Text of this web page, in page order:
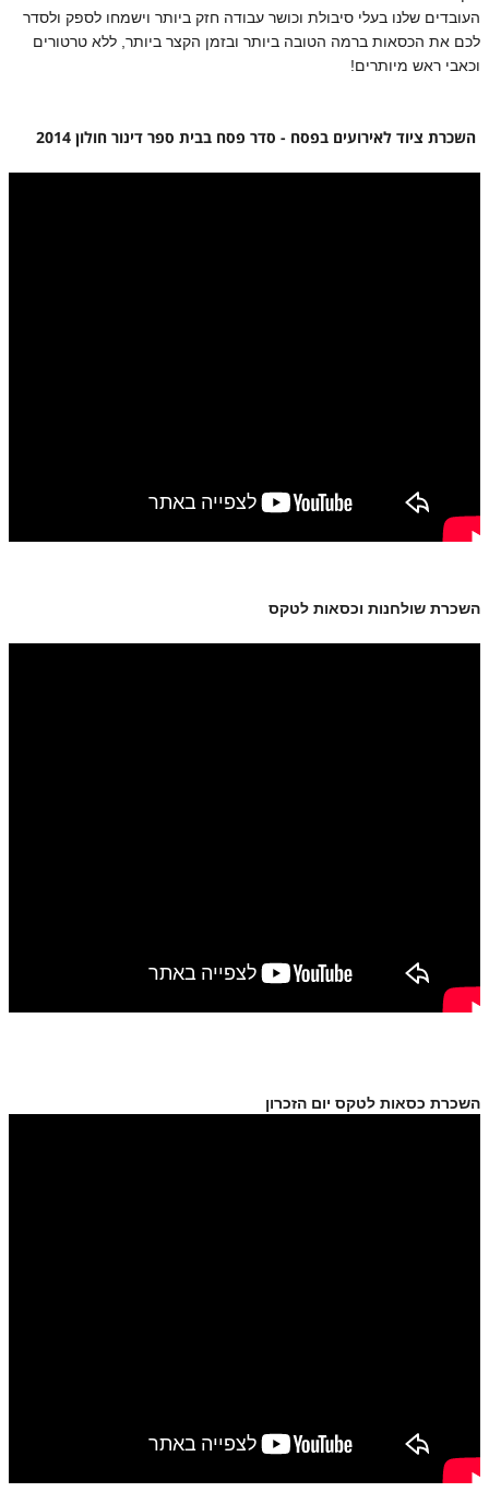
העובדים שלנו בעלי סיבולת וכושר עבודה חזק ביותר וישמחו לספק ולסדר
לכם את הכסאות ברמה הטובה ביותר ובזמן הקצר ביותר, ללא טרטורים
וכאבי ראש מיותרים!
השכרת ציוד לאירועים בפסח - סדר פסח בבית ספר דינור חולון 2014
השכרת שולחנות וכסאות לטקס
השכרת כסאות לטקס יום הזכרון